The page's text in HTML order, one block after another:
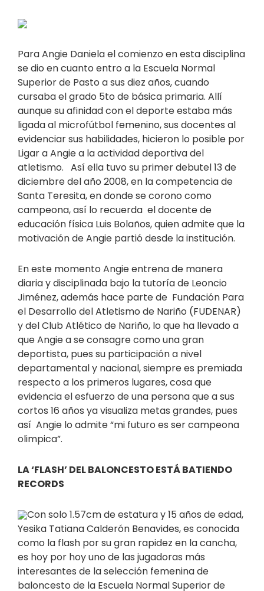
Para Angie Daniela el comienzo en esta disciplina
se dio en cuanto entro a la Escuela Normal
Superior de Pasto a sus diez años, cuando
cursaba el grado 5to de básica primaria. Allí
aunque su afinidad con el deporte estaba más
ligada al microfútbol femenino, sus docentes al
evidenciar sus habilidades, hicieron lo posible por
Ligar a Angie a la actividad deportiva del
atletismo. Así ella tuvo su primer debutel 13 de
diciembre del año 2008, en la competencia de
Santa Teresita, en donde se corono como
campeona, así lo recuerda el docente de
educación física Luis Bolaños, quien admite que la
motivación de Angie partió desde la institución.
En este momento Angie entrena de manera
diaria y disciplinada bajo la tutoría de Leoncio
Jiménez, además hace parte de Fundación Para
el Desarrollo del Atletismo de Nariño (FUDENAR)
y del Club Atlético de Nariño, lo que ha llevado a
que Angie a se consagre como una gran
deportista, pues su participación a nivel
departamental y nacional, siempre es premiada
respecto a los primeros lugares, cosa que
evidencia el esfuerzo de una persona que a sus
cortos 16 años ya visualiza metas grandes, pues
así Angie lo admite “mi futuro es ser campeona
olimpica”.
LA ‘FLASH’ DEL BALONCESTO ESTÁ BATIENDO
RECORDS
Con solo 1.57cm de estatura y 15 años de edad,
Yesika Tatiana Calderón Benavides, es conocida
como la flash por su gran rapidez en la cancha,
es hoy por hoy uno de las jugadoras más
interesantes de la selección femenina de
baloncesto de la Escuela Normal Superior de